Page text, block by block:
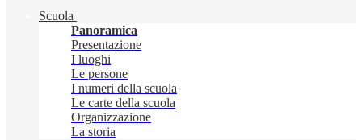
Scuola
Panoramica
Presentazione
I luoghi
Le persone
I numeri della scuola
Le carte della scuola
Organizzazione
La storia